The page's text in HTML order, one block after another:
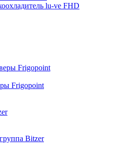
lu-ve FHD
Frigopoint
Frigopoint
Bitzer